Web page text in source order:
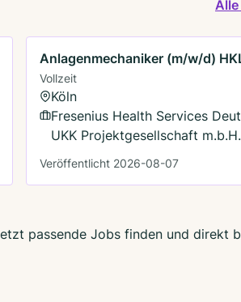
Anlagenmechaniker (m/w/d)
Vollzeit
Köln
Fresenius Health Services
UKK Projektgesellschaft m.b.H.
Veröffentlicht 2026-08-07
passende Jobs finden und direkt